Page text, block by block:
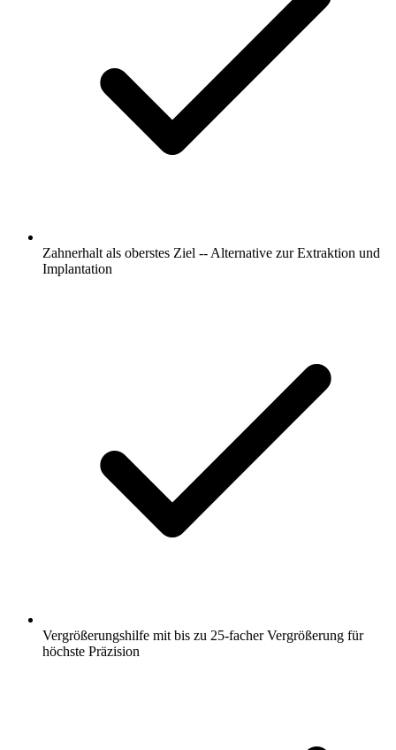
Zahnerhalt als oberstes Ziel -- Alternative zur Extraktion und
Implantation
Vergrößerungshilfe mit bis zu 25-facher Vergrößerung für
höchste Präzision